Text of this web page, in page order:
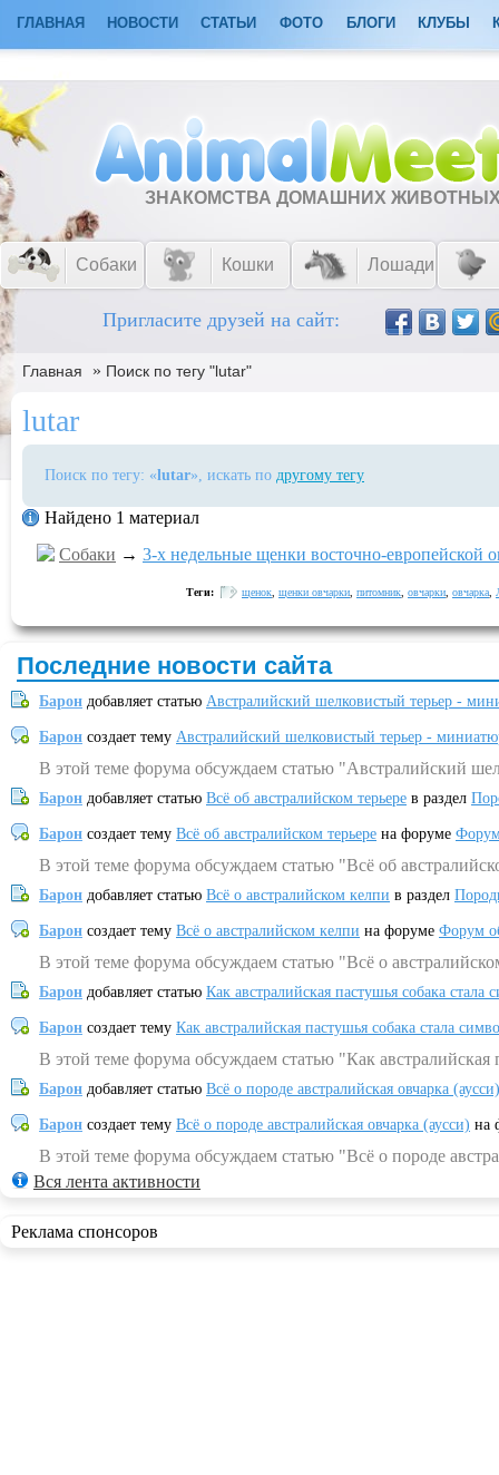
ГЛАВНАЯ НОВОСТИ СТАТЬИ ФОТО БЛОГИ КЛУБЫ
ЗНАКОМСТВА ДОМАШНИХ
Собаки Кошки Лошади
Пригласите друзей на сайт:
Главная » Поиск по тегу "lutar"
lutar
Поиск по тегу: «lutar», искать по другому тегу
Найдено 1 материал
Собаки → 3-х недельные щенки восточно-европейской
Теги: щенок щенки овчарки питомник овчарки овчарка
Последние новости сайта
Барон добавляет статью Австралийский шелковистый терьер -
Барон создает тему Австралийский шелковистый терьер -
В этой теме форума обсуждаем статью "Австралийский
Барон добавляет статью Всё об австралийском терьере в раздел
Барон создает тему Всё об австралийском терьере на форуме
В этой теме форума обсуждаем статью "Всё об
Барон добавляет статью Всё о австралийском келпи в раздел
Барон создает тему Всё о австралийском келпи на форуме Форум
В этой теме форума обсуждаем статью "Всё о
Барон добавляет статью Как австралийская пастушья собака
Барон создает тему Как австралийская пастушья собака стала
В этой теме форума обсуждаем статью "Как
Барон добавляет статью Всё о породе австралийская овчарка (аусси)
Барон создает тему Всё о породе австралийская овчарка (аусси) на
В этой теме форума обсуждаем статью "Всё о породе
Вся лента активности
Реклама спонсоров